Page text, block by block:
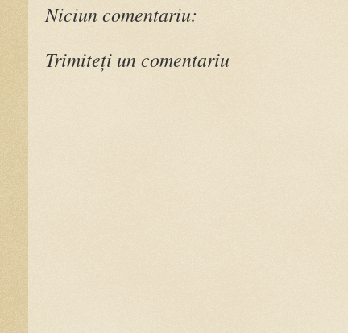
Niciun comentariu:
Trimiteți un comentariu